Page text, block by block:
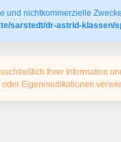
und nichtkommerzielle
sarstedt/dr-astrid-
Ihrer Information
Eigenmedikationen